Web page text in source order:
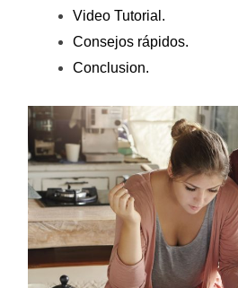
Video Tutorial.
Consejos rápidos.
Conclusion.